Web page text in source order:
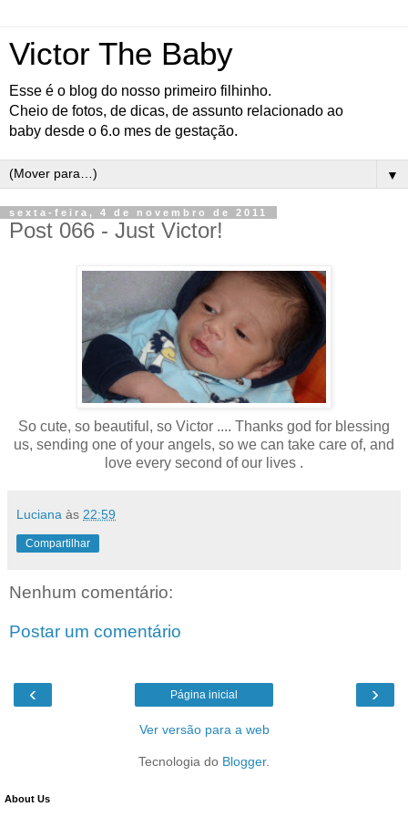
Victor The Baby
Esse é o blog do nosso primeiro filhinho.
Cheio de fotos, de dicas, de assunto relacionado ao
baby desde o 6.o mes de gestação.
▼
sexta-feira, 4 de novembro de 2011
Post 066 - Just Victor!
So cute, so beautiful, so Victor .... Thanks god for blessing
us, sending one of your angels, so we can take care of, and
love every second of our lives .
Luciana às 22:59
Compartilhar
Nenhum comentário:
Postar um comentário
‹ ›
Página inicial
Ver versão para a web
Tecnologia do Blogger.
About Us